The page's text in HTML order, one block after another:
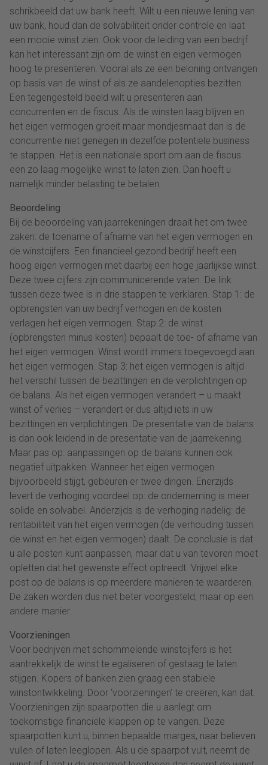
schrikbeeld dat uw bank heeft. Wilt u een nieuwe lening van
uw bank, houd dan de solvabiliteit onder controle en laat
een mooie winst zien. Ook voor de leiding van een bedrijf
kan het interessant zijn om de winst en eigen vermogen
hoog te presenteren. Vooral als ze een beloning ontvangen
op basis van de winst of als ze aandelenopties bezitten.
Een tegengesteld beeld wilt u presenteren aan
concurrenten en de fiscus. Als de winsten laag blijven en
het eigen vermogen groeit maar mondjesmaat dan is de
concurrentie niet genegen in dezelfde potentiële business
te stappen. Het is een nationale sport om aan de fiscus
een zo laag mogelijke winst te laten zien. Dan hoeft u
namelijk minder belasting te betalen.
Beoordeling
Bij de beoordeling van jaarrekeningen draait het om twee
zaken: de toename of afname van het eigen vermogen en
de winstcijfers. Een financieel gezond bedrijf heeft een
hoog eigen vermogen met daarbij een hoge jaarlijkse winst.
Deze twee cijfers zijn communicerende vaten. De link
tussen deze twee is in drie stappen te verklaren. Stap 1: de
opbrengsten van uw bedrijf verhogen en de kosten
verlagen het eigen vermogen. Stap 2: de winst
(opbrengsten minus kosten) bepaalt de toe- of afname van
het eigen vermogen. Winst wordt immers toegevoegd aan
het eigen vermogen. Stap 3: het eigen vermogen is altijd
het verschil tussen de bezittingen en de verplichtingen op
de balans. Als het eigen vermogen verandert – u maakt
winst of verlies – verandert er dus altijd iets in uw
bezittingen en verplichtingen. De presentatie van de balans
is dan ook leidend in de presentatie van de jaarrekening.
Maar pas op: aanpassingen op de balans kunnen ook
negatief uitpakken. Wanneer het eigen vermogen
bijvoorbeeld stijgt, gebeuren er twee dingen. Enerzijds
levert de verhoging voordeel op: de onderneming is meer
solide en solvabel. Anderzijds is de verhoging nadelig: de
rentabiliteit van het eigen vermogen (de verhouding tussen
de winst en het eigen vermogen) daalt. De conclusie is dat
u alle posten kunt aanpassen, maar dat u van tevoren moet
opletten dat het gewenste effect optreedt. Vrijwel elke
post op de balans is op meerdere manieren te waarderen.
De zaken worden dus niet beter voorgesteld, maar op een
andere manier.
Voorzieningen
Voor bedrijven met schommelende winstcijfers is het
aantrekkelijk de winst te egaliseren of gestaag te laten
stijgen. Kopers of banken zien graag een stabiele
winstontwikkeling. Door ‘voorzieningen’ te creëren, kan dat.
Voorzieningen zijn spaarpotten die u aanlegt om
toekomstige financiële klappen op te vangen. Deze
spaarpotten kunt u, binnen bepaalde marges, naar believen
vullen of laten leeglopen. Als u de spaarpot vult, neemt de